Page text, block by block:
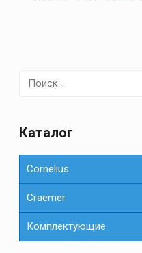
Найти:
Каталог
Cornelius
Сraemer
Комплектующие